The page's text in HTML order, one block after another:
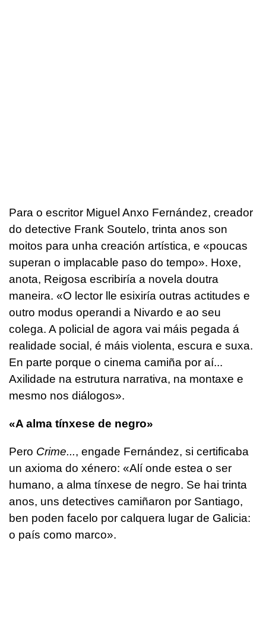
Para o escritor Miguel Anxo Fernández, creador
do detective Frank Soutelo, trinta anos son
moitos para unha creación artística, e «poucas
superan o implacable paso do tempo». Hoxe,
anota, Reigosa escribiría a novela doutra
maneira. «O lector lle esixiría outras actitudes e
outro modus operandi a Nivardo e ao seu
colega. A policial de agora vai máis pegada á
realidade social, é máis violenta, escura e suxa.
En parte porque o cinema camiña por aí...
Axilidade na estrutura narrativa, na montaxe e
mesmo nos diálogos».
«A alma tínxese de negro»
Pero Crime..., engade Fernández, si certificaba
un axioma do xénero: «Alí onde estea o ser
humano, a alma tínxese de negro. Se hai trinta
anos, uns detectives camiñaron por Santiago,
ben poden facelo por calquera lugar de Galicia:
o país como marco».